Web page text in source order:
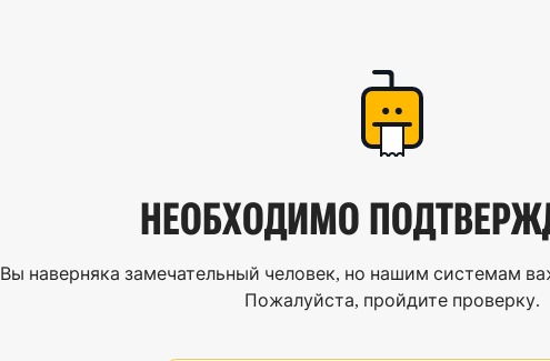
НЕОБХОДИМО
Вы наверняка замечательный человек, но нашим системам
Пожалуйста, пройдите проверку.